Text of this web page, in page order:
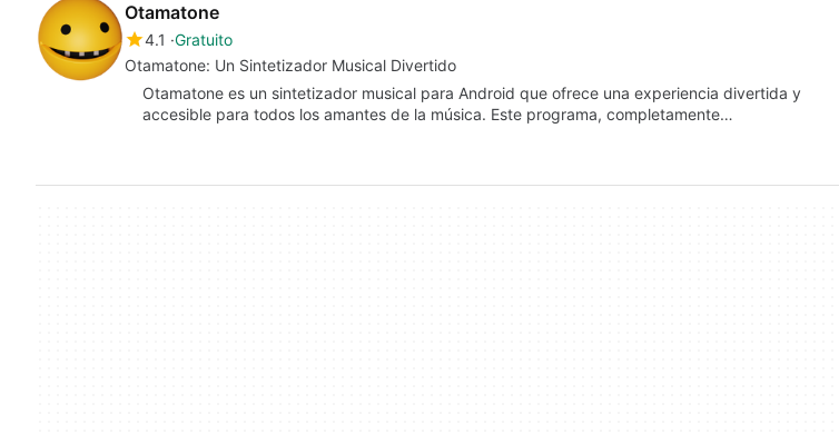
Otamatone
4.1 Gratuito
Otamatone: Un Sintetizador Musical Divertido
Otamatone es un sintetizador musical para Android que ofrece una experiencia divertida y
accesible para todos los amantes de la música. Este programa, completamente…